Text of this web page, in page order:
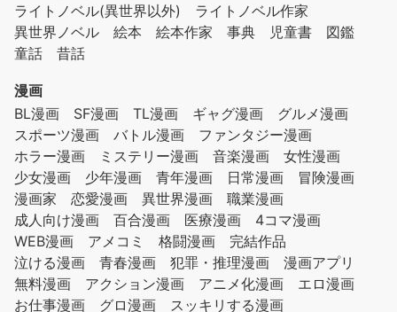
ライトノベル(異世界以外)
ライトノベル作家
異世界ノベル
絵本 絵本作家 事典 児童書
図鑑
童話
昔話
漫画
BL漫画
SF漫画 TL漫画 ギャグ漫画
グルメ漫画
スポーツ漫画
バトル漫画
ファンタジー漫画
ホラー漫画
ミステリー漫画 音楽漫画
女性漫画
少女漫画
少年漫画 青年漫画 日常漫画
冒険漫画
漫画家
恋愛漫画 異世界漫画
職業漫画
成人向け漫画
百合漫画 医療漫画
4コマ漫画
WEB漫画
アメコミ 格闘漫画
完結作品
泣ける漫画
青春漫画 犯罪・推理漫画
漫画アプリ
無料漫画
アクション漫画 アニメ化漫画
エロ漫画
お仕事漫画
グロ漫画
スッキリする漫画